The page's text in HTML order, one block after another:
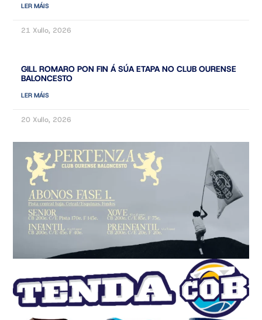
LER MÁIS
21 Xullo, 2026
GILL ROMARO PON FIN Á SÚA ETAPA NO CLUB OURENSE
BALONCESTO
LER MÁIS
20 Xullo, 2026